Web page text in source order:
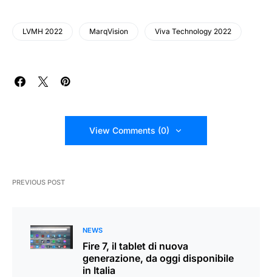
LVMH 2022 MarqVision Viva Technology 2022
View Comments (0)
PREVIOUS POST
NEWS
Fire 7, il tablet di nuova
generazione, da oggi disponibile
in Italia